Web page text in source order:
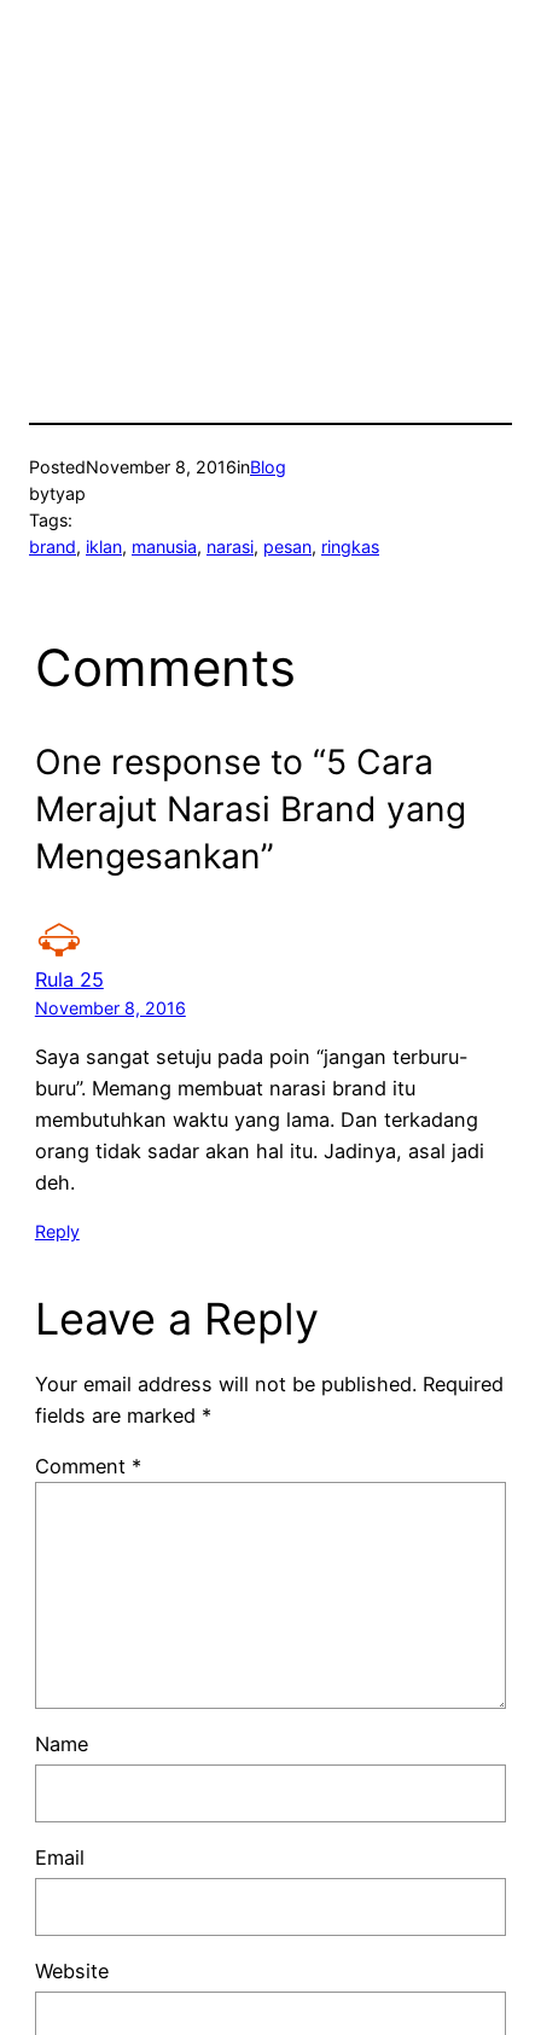
PostedNovember 8, 2016inBlog
bytyap
Tags:
brand, iklan, manusia, narasi, pesan, ringkas
Comments
One response to “5 Cara
Merajut Narasi Brand yang
Mengesankan”
Rula 25
November 8, 2016
Saya sangat setuju pada poin “jangan terburu-
buru”. Memang membuat narasi brand itu
membutuhkan waktu yang lama. Dan terkadang
orang tidak sadar akan hal itu. Jadinya, asal jadi
deh.
Reply
Leave a Reply
Your email address will not be published. Required
fields are marked *
Comment *
Name
Email
Website